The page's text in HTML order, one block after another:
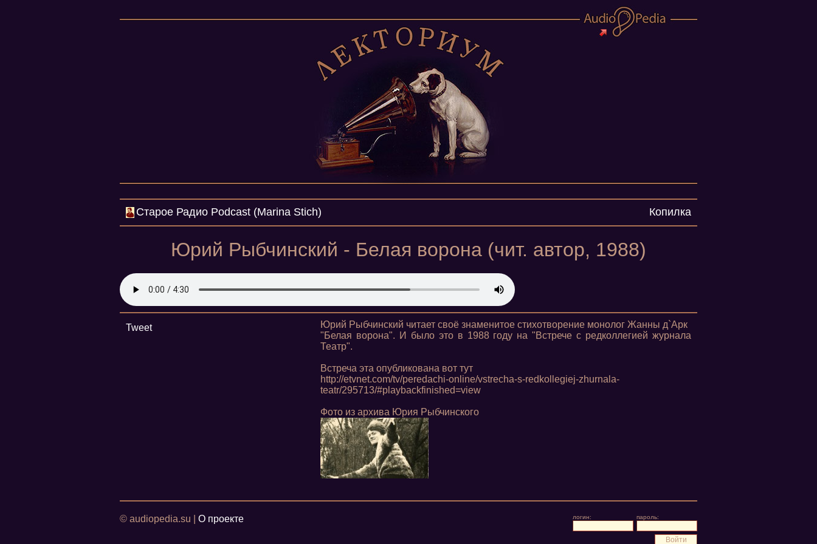
Cтарое Радио Podcast (Marina Stich) Копилка
Юрий Рыбчинский - Белая ворона (чит. автор, 1988)
Tweet
Юрий Рыбчинский читает своё знаменитое стихотворение монолог Жанны д`Арк
"Белая ворона". И было это в 1988 году на "Встрече с редколлегией журнала
Театр".
Встреча эта опубликована вот тут
http://etvnet.com/tv/peredachi-online/vstrecha-s-redkollegiej-zhurnala-
teatr/295713/#playbackfinished=view
Фото из архива Юрия Рыбчинского
© audiopedia.su | О проекте пароль:
логин: